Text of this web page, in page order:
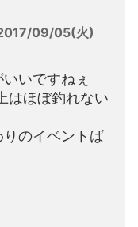
09/05(火)
いですねぇ
はほぼ釣れない
のイベントば